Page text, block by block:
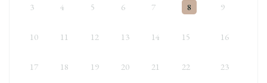
3 4 5 6 7 8 9
10 11 12 13 14 15 16
17 18 19 20 21 22 23